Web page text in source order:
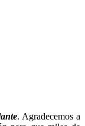
. Agradecemos a